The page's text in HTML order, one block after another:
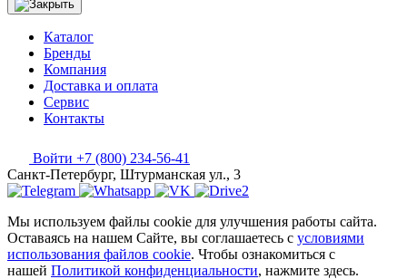
Каталог
Бренды
Компания
Доставка и оплата
Сервис
Контакты
Войти +7 (800) 234-56-41
Санкт-Петербург, Штурманская ул., 3
Мы используем файлы cookie для улучшения работы сайта.
Оставаясь на нашем Сайте, вы соглашаетесь с условиями
использования файлов cookie. Чтобы ознакомиться с
нашей Политикой конфиденциальности, нажмите здесь.